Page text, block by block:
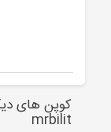
کوپن های
mrbilit